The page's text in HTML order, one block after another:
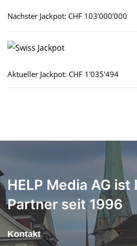
Nächster Jackpot: CHF 103'000'000
Aktueller Jackpot: CHF 1'035'494
HELP Media AG
Partner seit 1996
Kontakt